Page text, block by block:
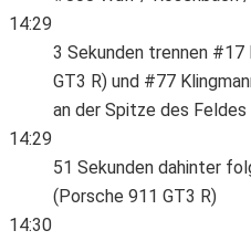
14:29
3 Sekunden trennen
GT3 R) und #77
an der Spitze des Feldes
14:29
51 Sekunden dahinter
(Porsche 911 GT3 R)
14:30